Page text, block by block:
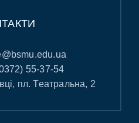
55-37-54
пл. Театральна, 2